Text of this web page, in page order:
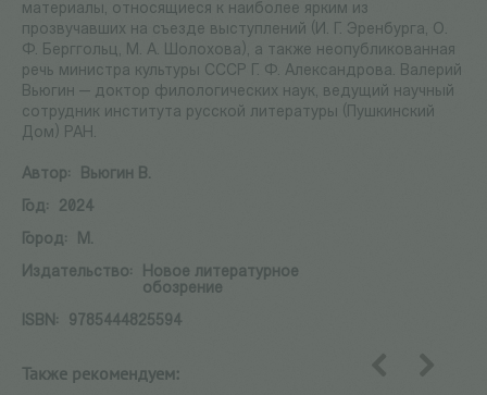
материалы, относящиеся к наиболее ярким из
прозвучавших на съезде выступлений (И. Г. Эренбурга, О.
Ф. Берггольц, М. А. Шолохова), а также неопубликованная
речь министра культуры СССР Г. Ф. Александрова. Валерий
Вьюгин — доктор филологических наук, ведущий научный
сотрудник института русской литературы (Пушкинский
Дом) РАН.
Автор:
Вьюгин В.
Год:
2024
Город:
М.
Издательство:
Новое литературное
обозрение
ISBN:
9785444825594
Также рекомендуем: